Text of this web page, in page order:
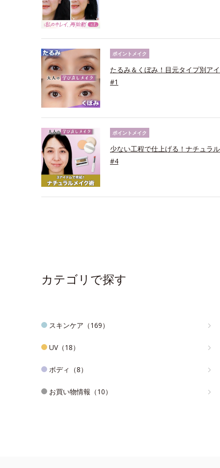
ポイントメイク
たるみ＆くぼみ！目元タイプ別ア
#1
ポイントメイク
少ない工程で仕上げる！ナチュラ
#4
カテゴリで探す
スキンケア（169）
UV（18）
ボディ（8）
お買い物情報（10）